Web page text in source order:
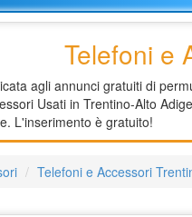
Telefoni e
agli annunci gratuiti di
Usati in Trentino-Alto
L'inserimento è gratuito!
Telefoni e Accessori